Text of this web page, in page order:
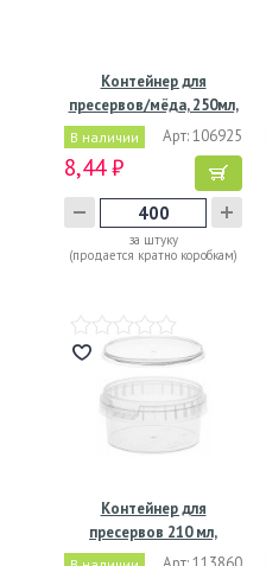
Контейнер для
пресервов/мёда, 250мл,
В наличии Арт: 106925
8,44 ₽
за штуку
(продается кратно коробкам)
Контейнер для
пресервов 210 мл,
d95хh46 мм,…